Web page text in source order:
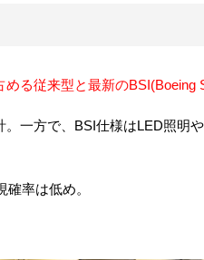
る従来型と最新のBSI(Boeing
一方で、BSI仕様はLED照明
率は低め。